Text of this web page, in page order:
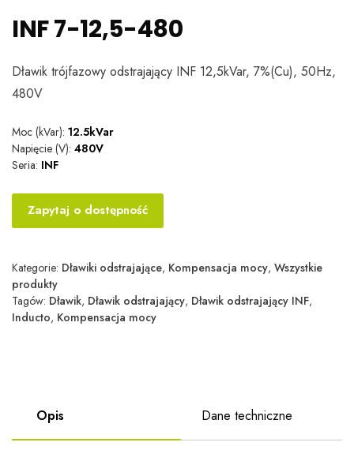
INF 7-12,5-480
Dławik trójfazowy odstrajający INF 12,5kVar, 7%(Cu), 50Hz,
480V
Moc (kVar): 12.5kVar
Napięcie (V): 480V
Seria: INF
Zapytaj o dostępność
Kategorie: Dławiki odstrajające, Kompensacja mocy, Wszystkie
produkty
Tagów: Dławik, Dławik odstrajający, Dławik odstrajający INF,
Inducto, Kompensacja mocy
Opis Dane techniczne